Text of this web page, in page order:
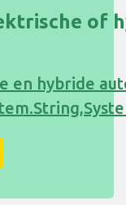
of
en hybride